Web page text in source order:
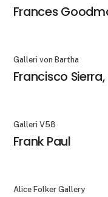
Frances
Galleri von Bartha
Francisco
Galleri V58
Frank Paul
Alice Folker Gallery